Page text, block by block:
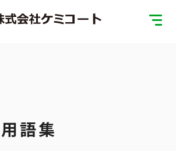
ISOへの取り組み
語集